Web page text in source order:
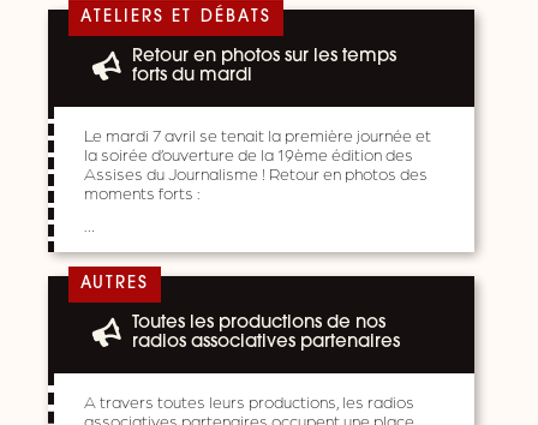
ATELIERS ET DÉBATS
Retour en photos sur les temps
forts du mardi
Le mardi 7 avril se tenait la première journée et
la soirée d’ouverture de la 19ème édition des
Assises du Journalisme ! Retour en photos des
moments forts :
AUTRES
Toutes les productions de nos
radios associatives partenaires
A travers toutes leurs productions, les radios
associatives partenaires occupent une place